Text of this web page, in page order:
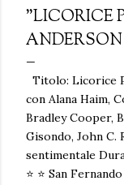
"LICORICE
ANDERSON
Titolo: Licorice
con Alana Haim,
Bradley Cooper,
Gisondo, John C.
sentimentale
⭐ ⭐ San